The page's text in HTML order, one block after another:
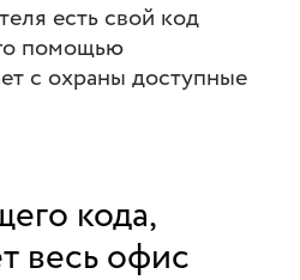
есть свой код
помощью
с охраны доступные
кода,
весь офис